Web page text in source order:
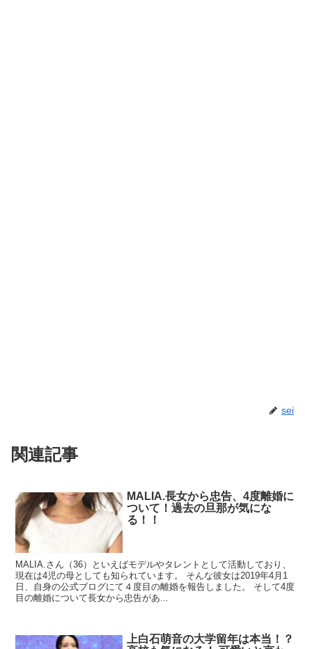
sei
関連記事
MALIA.長女から忠告、4度離婚に
ついて！過去の旦那が気にな
る！！
MALIA.さん（36）といえばモデルやタレントとして活動しており、
現在は4児の母としても知られています。 そんな彼女は2019年4月1
日、自身の公式ブログにて４度目の離婚を報告しました。 そして4度
目の離婚について長女から忠告があ...
上白石萌音の大学留年は本当！？